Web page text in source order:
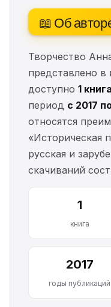
📖 Об
Творчество
представлено в
доступно 1 книга
период с 2017
относятся
«Историческая
русская и
скачиваний
1
книга
2017
годы публикаций